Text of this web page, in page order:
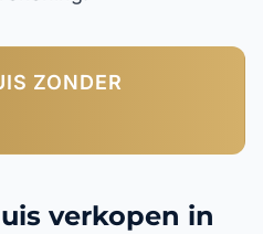
ZONDER
verkopen in